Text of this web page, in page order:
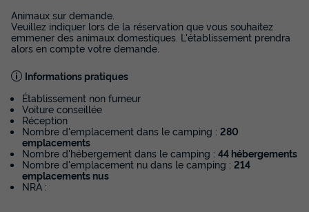
Animaux sur demande.
Veuillez indiquer lors de la réservation que vous souhaitez
emmener des animaux domestiques. L'établissement prendra
alors en compte votre demande.
Informations pratiques
Établissement non fumeur
Voiture conseillée
Réception
Nombre d'emplacement dans le camping : 280
emplacements
Nombre d'hébergement dans le camping : 44 hébergements
Nombre d'emplacement nu dans le camping : 214
emplacements nus
NRA :